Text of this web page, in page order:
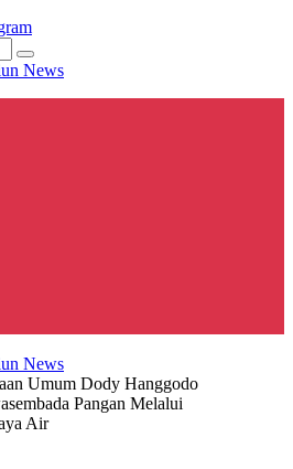
Umum Dody Hanggodo
Pangan Melalui
Air